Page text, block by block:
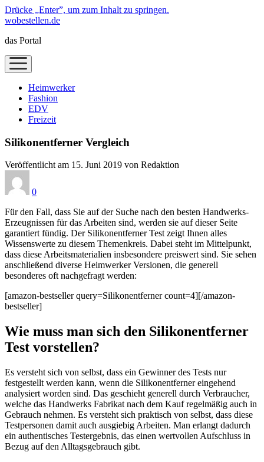
Drücke „Enter”, um zum Inhalt zu springen.
wobestellen.de
das Portal
Menü
öffnen
Heimwerker
Fashion
EDV
Freizeit
Silikonentferner Vergleich
Veröffentlicht am 15. Juni 2019 von Redaktion
0
Für den Fall, dass Sie auf der Suche nach den besten Handwerks-
Erzeugnissen für das Arbeiten sind, werden sie auf dieser Seite
garantiert fündig. Der Silikonentferner Test zeigt Ihnen alles
Wissenswerte zu diesem Themenkreis. Dabei steht im Mittelpunkt,
dass diese Arbeitsmaterialien insbesondere preiswert sind. Sie sehen
anschließend diverse Heimwerker Versionen, die generell
besonderes oft nachgefragt werden:
[amazon-bestseller query=Silikonentferner count=4][/amazon-
bestseller]
Wie muss man sich den Silikonentferner
Test vorstellen?
Es versteht sich von selbst, dass ein Gewinner des Tests nur
festgestellt werden kann, wenn die Silikonentferner eingehend
analysiert worden sind. Das geschieht generell durch Verbraucher,
welche das Handwerks Fabrikat nach dem Kauf regelmäßig auch in
Gebrauch nehmen. Es versteht sich praktisch von selbst, dass diese
Testpersonen damit auch ausgiebig Arbeiten. Man erlangt dadurch
ein authentisches Testergebnis, das einen wertvollen Aufschluss in
Bezug auf den Alltagsgebrauch gibt.